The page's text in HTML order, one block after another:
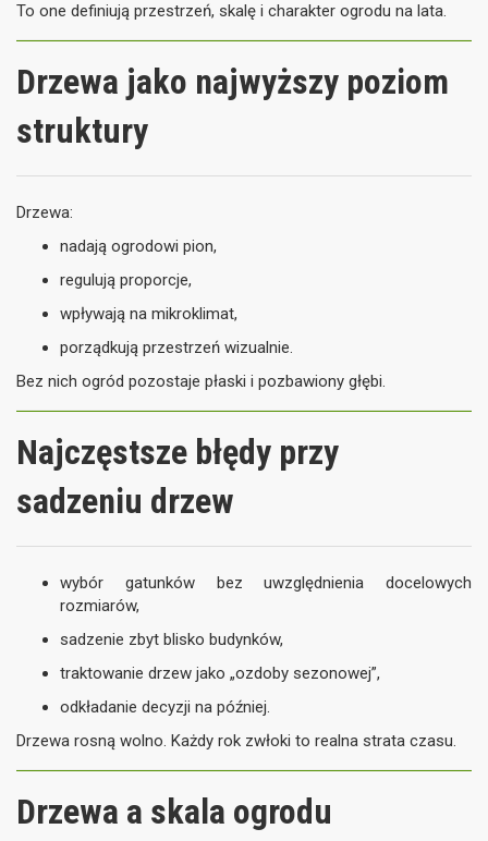
To one definiują przestrzeń, skalę i charakter ogrodu na lata.
Drzewa jako najwyższy poziom
struktury
Drzewa:
nadają ogrodowi pion,
regulują proporcje,
wpływają na mikroklimat,
porządkują przestrzeń wizualnie.
Bez nich ogród pozostaje płaski i pozbawiony głębi.
Najczęstsze błędy przy
sadzeniu drzew
wybór gatunków bez uwzględnienia docelowych
rozmiarów,
sadzenie zbyt blisko budynków,
traktowanie drzew jako „ozdoby sezonowej”,
odkładanie decyzji na później.
Drzewa rosną wolno. Każdy rok zwłoki to realna strata czasu.
Drzewa a skala ogrodu